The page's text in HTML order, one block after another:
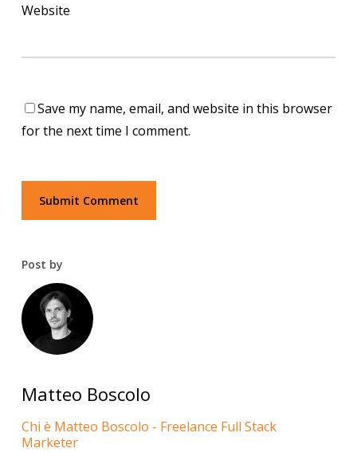
Website
Save my name, email, and website in this browser
for the next time I comment.
Post by
Matteo Boscolo
Chi è Matteo Boscolo - Freelance Full Stack
Marketer